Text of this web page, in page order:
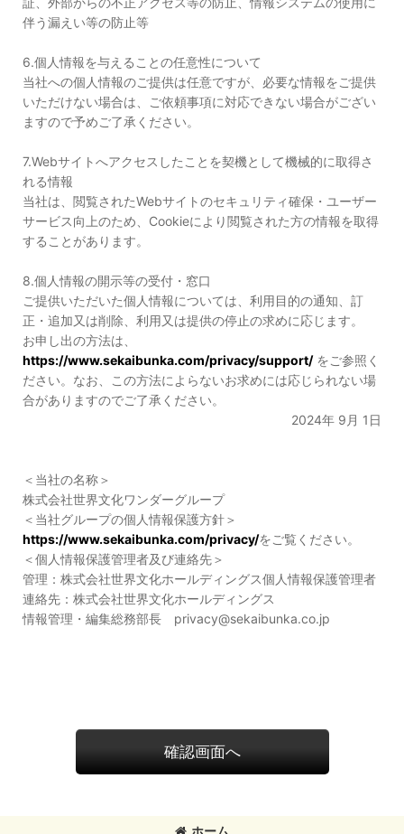
伴う漏えい等の防止等
6.個人情報を与えることの任意性について
当社への個人情報のご提供は任意ですが、必要な情報をご提供
いただけない場合は、ご依頼事項に対応できない場合がござい
ますので予めご了承ください。
7.Webサイトへアクセスしたことを契機として機械的に取得さ
れる情報
当社は、閲覧されたWebサイトのセキュリティ確保・ユーザー
サービス向上のため、Cookieにより閲覧された方の情報を取得
することがあります。
8.個人情報の開示等の受付・窓口
ご提供いただいた個人情報については、利用目的の通知、訂
正・追加又は削除、利用又は提供の停止の求めに応じます。
お申し出の方法は、
https://www.sekaibunka.com/privacy/support/をご参照く
ださい。なお、この方法によらないお求めには応じられない場
合がありますのでご了承ください。
2024年 9月 1日
＜当社の名称＞
株式会社世界文化ワンダーグループ
＜当社グループの個人情報保護方針＞
https://www.sekaibunka.com/privacy/をご覧ください。
＜個人情報保護管理者及び連絡先＞
管理：株式会社世界文化ホールディングス個人情報保護管理者
連絡先：株式会社世界文化ホールディングス
情報管理・編集総務部長 privacy@sekaibunka.co.jp
確認画面へ